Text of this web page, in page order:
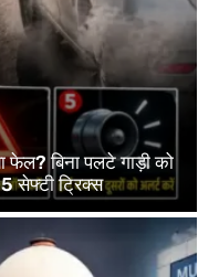
बिना पलटे गाड़ी को
सेफ्टी ट्रिक्स